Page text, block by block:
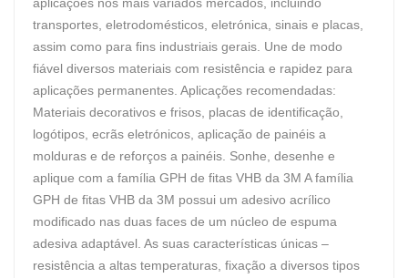
transportes, eletrodomésticos, eletrónica, sinais e placas,
assim como para fins industriais gerais. Une de modo
fiável diversos materiais com resistência e rapidez para
aplicações permanentes. Aplicações recomendadas:
Materiais decorativos e frisos, placas de identificação,
logótipos, ecrãs eletrónicos, aplicação de painéis a
molduras e de reforços a painéis. Sonhe, desenhe e
aplique com a família GPH de fitas VHB da 3M A família
GPH de fitas VHB da 3M possui um adesivo acrílico
modificado nas duas faces de um núcleo de espuma
adesiva adaptável. As suas características únicas –
resistência a altas temperaturas, fixação a diversos tipos